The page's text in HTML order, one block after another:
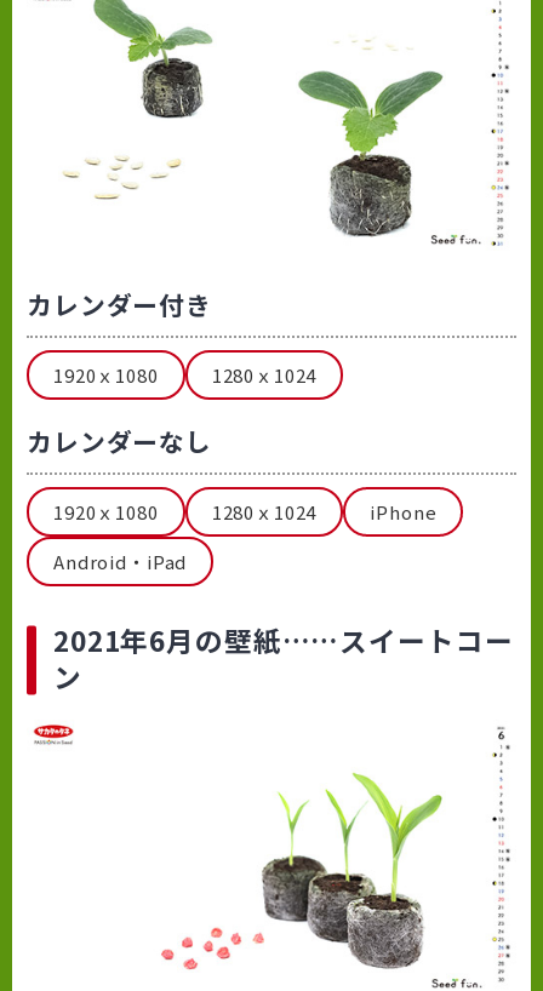
カレンダー付き
1920ｘ1080 1280ｘ1024
カレンダーなし
1920ｘ1080 1280ｘ1024
iPhone
Android・iPad
2021年6月の壁紙……スイートコー
ン